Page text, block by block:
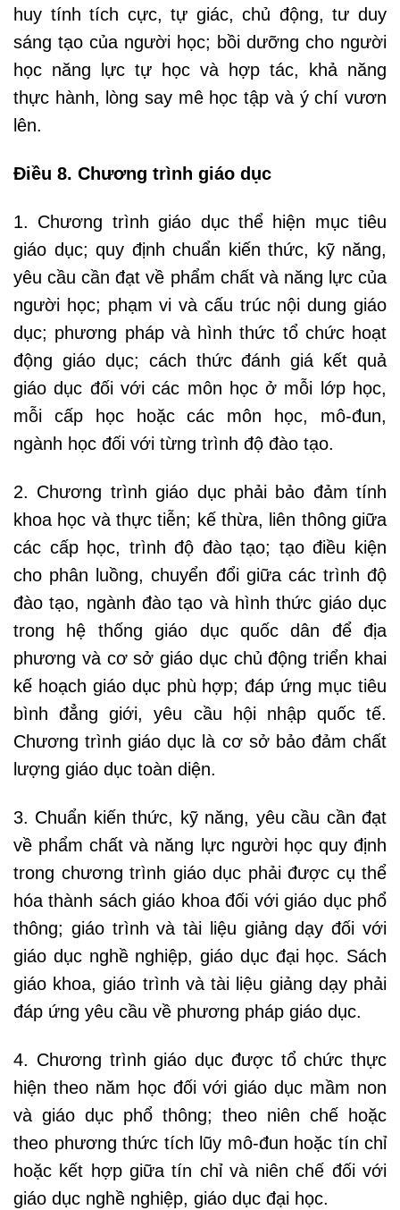
huy tính tích cực, tự giác, chủ động, tư duy
sáng tạo của người học; bồi dưỡng cho người
học năng lực tự học và hợp tác, khả năng
thực hành, lòng say mê học tập và ý chí vươn
lên.
Điều 8. Chương trình giáo dục
1. Chương trình giáo dục thể hiện mục tiêu
giáo dục; quy định chuẩn kiến thức, kỹ năng,
yêu cầu cần đạt về phẩm chất và năng lực của
người học; phạm vi và cấu trúc nội dung giáo
dục; phương pháp và hình thức tổ chức hoạt
động giáo dục; cách thức đánh giá kết quả
giáo dục đối với các môn học ở mỗi lớp học,
mỗi cấp học hoặc các môn học, mô-đun,
ngành học đối với từng trình độ đào tạo.
2. Chương trình giáo dục phải bảo đảm tính
khoa học và thực tiễn; kế thừa, liên thông giữa
các cấp học, trình độ đào tạo; tạo điều kiện
cho phân luồng, chuyển đổi giữa các trình độ
đào tạo, ngành đào tạo và hình thức giáo dục
trong hệ thống giáo dục quốc dân để địa
phương và cơ sở giáo dục chủ động triển khai
kế hoạch giáo dục phù hợp; đáp ứng mục tiêu
bình đẳng giới, yêu cầu hội nhập quốc tế.
Chương trình giáo dục là cơ sở bảo đảm chất
lượng giáo dục toàn diện.
3. Chuẩn kiến thức, kỹ năng, yêu cầu cần đạt
về phẩm chất và năng lực người học quy định
trong chương trình giáo dục phải được cụ thể
hóa thành sách giáo khoa đối với giáo dục phổ
thông; giáo trình và tài liệu giảng dạy đối với
giáo dục nghề nghiệp, giáo dục đại học. Sách
giáo khoa, giáo trình và tài liệu giảng dạy phải
đáp ứng yêu cầu về phương pháp giáo dục.
4. Chương trình giáo dục được tổ chức thực
hiện theo năm học đối với giáo dục mầm non
và giáo dục phổ thông; theo niên chế hoặc
theo phương thức tích lũy mô-đun hoặc tín chỉ
hoặc kết hợp giữa tín chỉ và niên chế đối với
giáo dục nghề nghiệp, giáo dục đại học.